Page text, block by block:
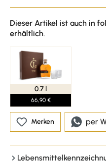
Dieser Artikel ist auch in
erhältlich.
0.7 l
66,90 €
Merken per